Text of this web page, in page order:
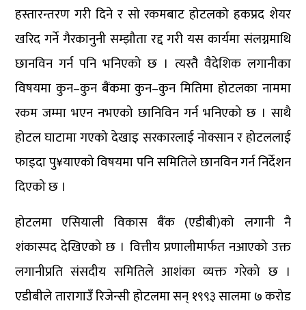
हस्तारन्तरण गरी दिने र सो रकमबाट होटलको हकप्रद शेयर
खरिद गर्ने गैरकानुनी सम्झौता रद्द गरी यस कार्यमा संलग्नमाथि
छानविन गर्न पनि भनिएको छ । त्यस्तै वैदेशिक लगानीका
विषयमा कुन–कुन बैंकमा कुन–कुन मितिमा होटलका नाममा
रकम जम्मा भएन नभएको छानिविन गर्न भनिएको छ । साथै
होटल घाटामा गएको देखाइ सरकारलाई नोक्सान र होटललाई
फाइदा पु¥याएको विषयमा पनि समितिले छानविन गर्न निर्देशन
दिएको छ ।
होटलमा एसियाली विकास बैंक (एडीबी)को लगानी नै
शंकास्पद देखिएको छ । वित्तीय प्रणालीमार्फत नआएको उक्त
लगानीप्रति संसदीय समितिले आशंका व्यक्त गरेको छ ।
एडीबीले तारागाउँ रिजेन्सी होटलमा सन् १९९३ सालमा ७ करोड